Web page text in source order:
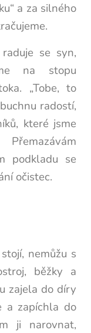
a za silného
se syn,
na stopu
„Tobe, to
radostí,
které jsme
podkladu se
očistec.
nemůžu s
běžky a
zajela do díry
a zapíchla do
ji narovnat,